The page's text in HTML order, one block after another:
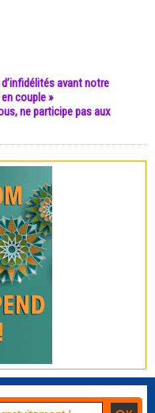
avant notre
couple »
ne participe pas aux